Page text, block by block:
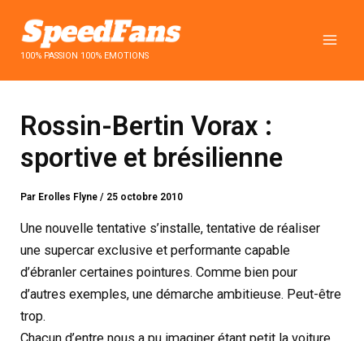
contenu100% PASSION 100% EMOTIONS
Rossin-Bertin Vorax :
sportive et brésilienne
Par Erolles Flyne/ 25 octobre 2010
Une nouvelle tentative s’installe, tentative de réaliser
une supercar exclusive et performante capable
d’ébranler certaines pointures. Comme bien pour
d’autres exemples, une démarche ambitieuse. Peut-être
trop.